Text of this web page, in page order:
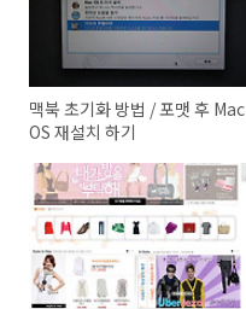
맥북 초기화 방법 / 포맷 후 Mac
OS 재설치 하기